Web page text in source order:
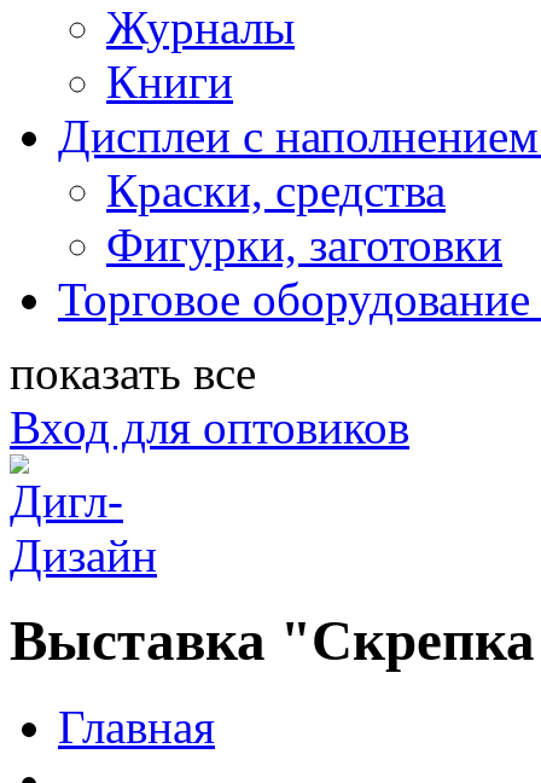
Журналы
Книги
Дисплеи с
Краски, средства
Фигурки, заготовки
Торговое
показать все
Вход для оптовиков
Выставка
Главная